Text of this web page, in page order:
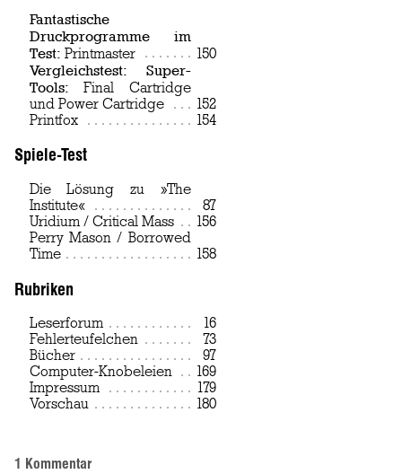
Fantastische
Druckprogramme im
Test: Printmaster Page
150
Vergleichstest: Super-
Tools: Final Cartridge
und Power Cartridge
Page
152
Printfox
Page
154
Spiele-Test
Die Lösung zu »The
Institute«
Page
87
Uridium / Critical Mass
Page
156
Perry Mason / Borrowed
Time
Page
158
Rubriken
Leserforum Page
16
Fehlerteufelchen
Page
73
Bücher
Page
97
Computer-Knobeleien
Page
169
Impressum
Page
179
Vorschau
Page
180
1 Kommentar